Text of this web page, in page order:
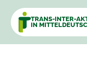
TRANS-INTER-
IN